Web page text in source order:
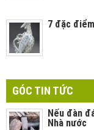
7 đặc
GÓC TIN TỨC
Nếu đàn
Nhà nước